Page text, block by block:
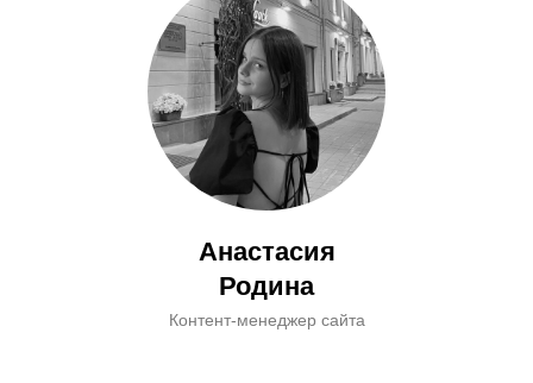
Анастасия
Родина
Контент-менеджер сайта